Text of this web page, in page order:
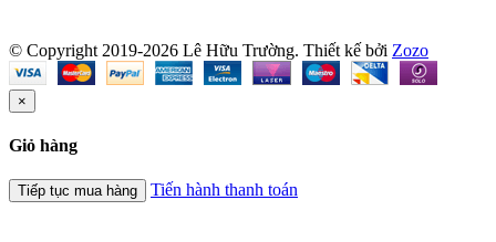
© Copyright 2019-2026 Lê Hữu Trường. Thiết kế bởi Zozo
×
Giỏ hàng
Tiếp tục mua hàng Tiến hành thanh toán